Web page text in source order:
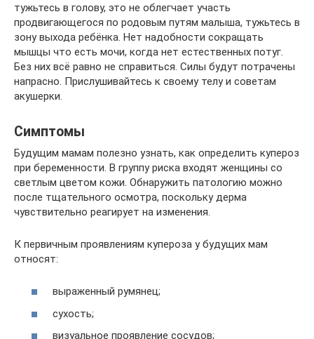
тужьтесь в голову, это не облегчает участь
продвигающегося по родовым путям малыша, тужьтесь в
зону выхода ребёнка. Нет надобности сокращать
мышцы что есть мочи, когда нет естественных потуг.
Без них всё равно не справиться. Силы будут потрачены
напрасно. Прислушивайтесь к своему телу и советам
акушерки.
Симптомы
Будущим мамам полезно узнать, как определить купероз
при беременности. В группу риска входят женщины со
светлым цветом кожи. Обнаружить патологию можно
после тщательного осмотра, поскольку дерма
чувствительно реагирует на изменения.
К первичным проявлениям купероза у будущих мам
относят:
выраженный румянец;
сухость;
визуальное проявление сосудов;